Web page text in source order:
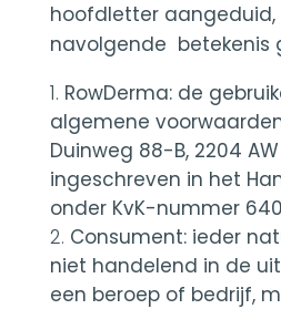
hoofdletter aangeduid,
navolgende betekenis
RowDerma: de
algemene
Duinweg 88-B, 2204
ingeschreven in het
onder KvK-nummer
Consument: ieder
niet handelend in de
een beroep of bedrijf,